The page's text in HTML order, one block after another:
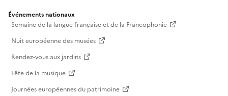
Événements nationaux
Semaine de la langue française et de la Francophonie
Nuit européenne des musées
Rendez-vous aux jardins
Fête de la musique
Journées européennes du patrimoine